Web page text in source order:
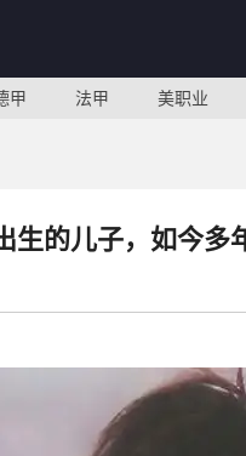
甲 法甲 美职业
生的儿子，如今多